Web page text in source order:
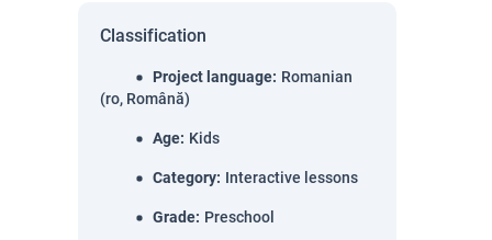
Classification
Project language: Romanian
(ro, Română)
Age: Kids
Category: Interactive lessons
Grade: Preschool